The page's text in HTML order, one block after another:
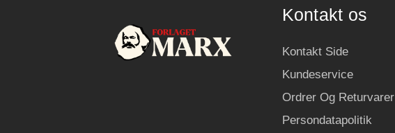
Kontakt os
Kontakt Side
Kundeservice
Ordrer Og Returvarer
Persondatapolitik